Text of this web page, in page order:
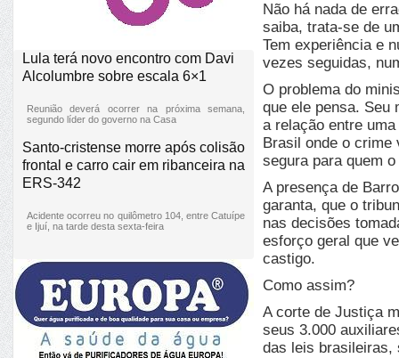
Lula terá novo encontro com Davi
Alcolumbre sobre escala 6×1
Reunião deverá ocorrer na próxima semana,
segundo líder do governo na Casa
Santo-cristense morre após colisão
frontal e carro cair em ribanceira na
ERS-342
Acidente ocorreu no quilômetro 104, entre Catuípe
e Ijuí, na tarde desta sexta-feira
Não há nada de
saiba, trata-se de
Tem experiência e
vezes seguidas,
O problema do
que ele pensa. Seu
a relação entre
Brasil onde o
segura para quem
A presença de
garanta, que o
nas decisões
esforço geral que
castigo.
Como assim?
A corte de Justiça
seus 3.000
das leis brasileiras,